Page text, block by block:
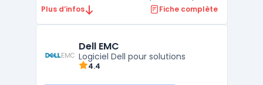
les entreprises qui souhaitent migrer leurs
cloud, ce qui signifie qu'elle permet aux
entrep ...
Plus d’infos Fiche complète
Dell EMC
Logiciel Dell pour solutions
4.4